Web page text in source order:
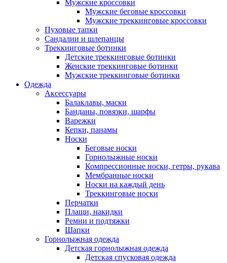
Мужские кроссовки
Мужские беговые кроссовки
Мужские треккинговые кроссовки
Пуховые тапки
Сандалии и шлепанцы
Треккинговые ботинки
Детские треккинговые ботинки
Женские треккинговые ботинки
Мужские треккинговые ботинки
Одежда
Аксессуары
Балаклавы, маски
Банданы, повязки, шарфы
Варежки
Кепки, панамы
Носки
Беговые носки
Горнолыжные носки
Компрессионные носки, гетры, рукава
Мембранные носки
Носки на каждый день
Треккинговые носки
Перчатки
Плащи, накидки
Ремни и подтяжки
Шапки
Горнолыжная одежда
Детская горнолыжная одежда
Детская спусковая одежда